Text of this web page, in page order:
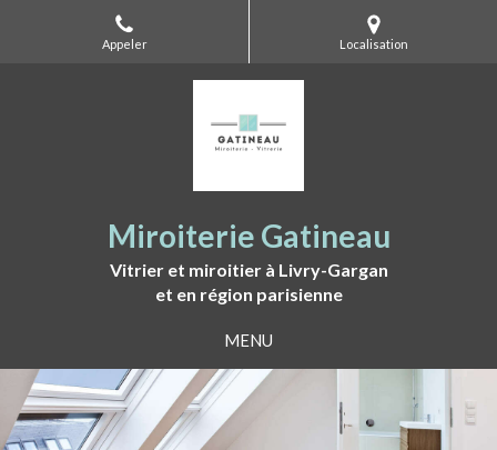
Appeler Localisation
Miroiterie Gatineau
Vitrier et miroitier à Livry-Gargan
et en région parisienne
MENU